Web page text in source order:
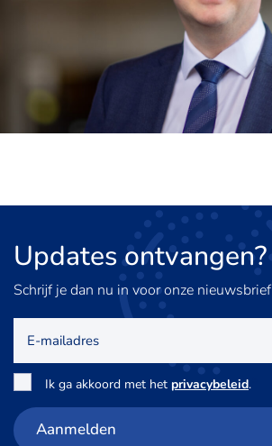
Updates ontvangen?
Schrijf je dan nu in voor onze nieuwsbrief
mailadres
Toestemming
Ik ga akkoord met het privacybeleid.
Aanmelden